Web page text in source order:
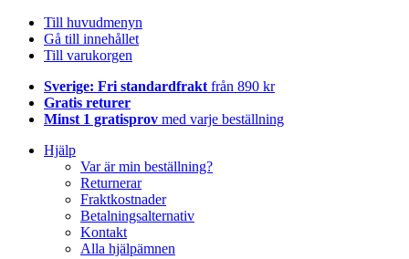
Till huvudmenyn
Gå till innehållet
Till varukorgen
Sverige: Fri standardfrakt från 890 kr
Gratis returer
Minst 1 gratisprov med varje beställning
Hjälp
Var är min beställning?
Returnerar
Fraktkostnader
Betalningsalternativ
Kontakt
Alla hjälpämnen